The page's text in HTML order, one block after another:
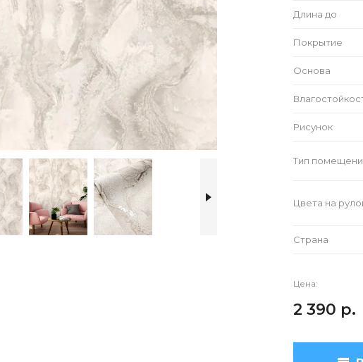
Длина до
Покрытие
Основа
Рисунок
Тип
Цвета на
Страна
Цена:
2 390 р.